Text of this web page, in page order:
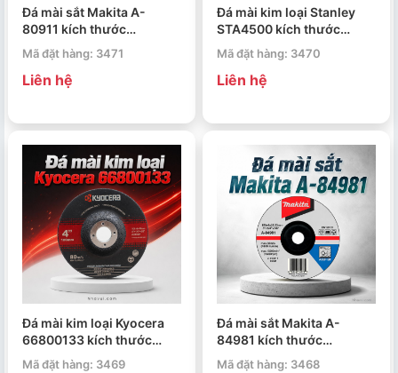
Đá mài sắt Makita A-
80911 kích thước
100x6x16mm
Mã đặt hàng: 3471
Liên hệ
Đá mài kim loại Stanley
STA4500 kích thước
100x6x16mm
Mã đặt hàng: 3470
Liên hệ
Đá mài kim loại Kyocera
66800133 kích thước
100x6x16mm
Mã đặt hàng: 3469
Đá mài sắt Makita A-
84981 kích thước
150x6x22.23mm
Mã đặt hàng: 3468